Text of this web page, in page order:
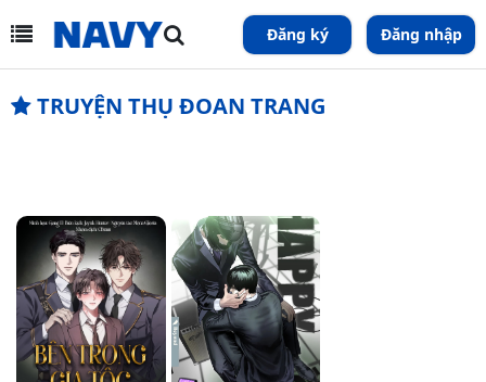
Đăng ký Đăng nhập
TRUYỆN THỤ ĐOAN TRANG